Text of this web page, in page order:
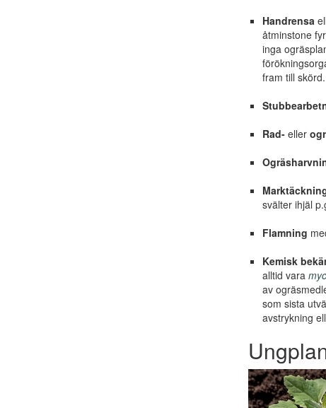
Handrensa
åtminstone
inga
fram till skörd.
Rad- eller
svälter ihjäl
Flamning
Kemisk
alltid vara
av
som sista
avstrykning